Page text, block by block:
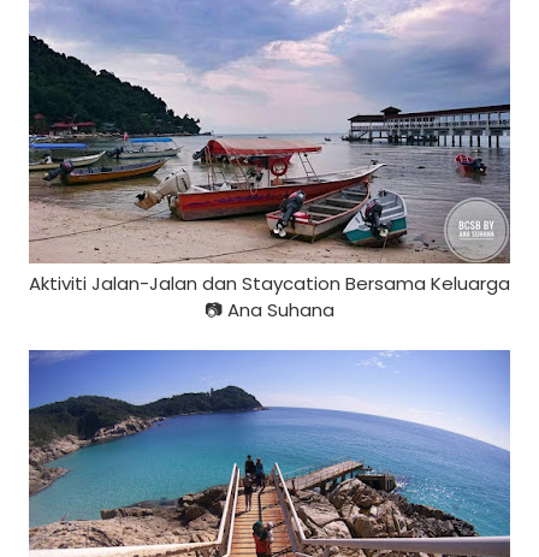
Aktiviti Jalan-Jalan dan Staycation Bersama Keluarga
📷 Ana Suhana